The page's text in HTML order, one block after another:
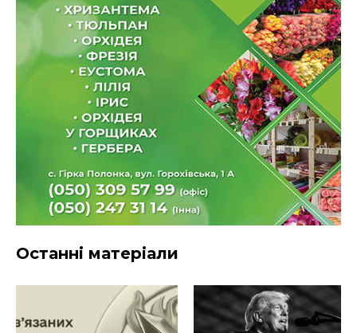
Останні матеріали